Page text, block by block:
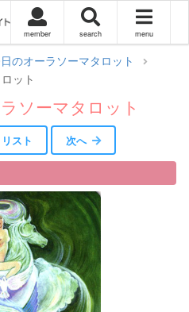
member search menu
のオーラソーマタロット
ット
ソーマタロット
リスト 次へ